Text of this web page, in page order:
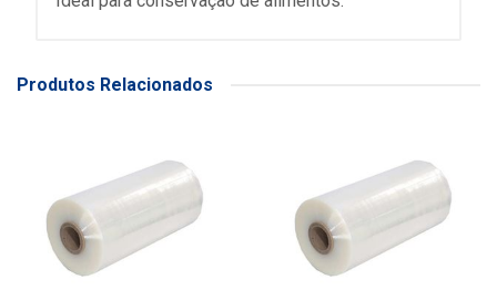
Produtos Relacionados